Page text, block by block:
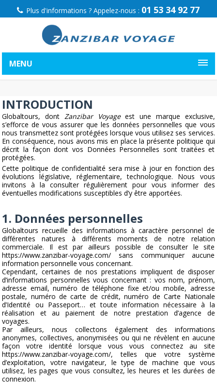
Plus d'informations ? Appelez-nous : 01 53 34 92 77
MENU
INTRODUCTION
Globaltours, dont Zanzibar Voyageest une marque exclusive,
s’efforce de vous assurer que les données personnelles que vous
nous transmettez sont protégées lorsque vous utilisez ses services.
En conséquence, nous avons mis en place la présente politique qui
décrit la façon dont vos Données Personnelles sont traitées et
protégées.
Cette politique de confidentialité sera mise à jour en fonction des
évolutions législative, réglementaire, technologique. Nous vous
invitons à la consulter régulièrement pour vous informer des
éventuelles modifications susceptibles d’y être apportées.
1. Données personnelles
Globaltours recueille des informations à caractère personnel de
différentes natures à différents moments de notre relation
commerciale. Il est par ailleurs possible de consulter le site
https://www.zanzibar-voyage.com/ sans communiquer aucune
information personnelle vous concernant.
Cependant, certaines de nos prestations impliquent de disposer
d’informations personnelles vous concernant : vos nom, prénom,
adresse email, numéro de téléphone fixe et/ou mobile, adresse
postale, numéro de carte de crédit, numéro de Carte Nationale
d’Identité ou Passeport… et toute information nécessaire à la
réalisation et au paiement de notre prestation d’agence de
voyages.
Par ailleurs, nous collectons également des informations
anonymes, collectives, anonymisées ou qui ne révèlent en aucune
façon votre identité lorsque vous vous connectez au site
https://www.zanzibar-voyage.com/, telles que votre système
d’exploitation, votre navigateur, le type de machine que vous
utilisez, les pages que vous consultez, les heures et les durées de
connexion.